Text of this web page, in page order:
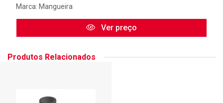
Marca: Mangueira
Ver preço
Produtos Relacionados